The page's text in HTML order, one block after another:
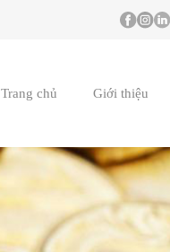
Trang chủ Giới thiệu